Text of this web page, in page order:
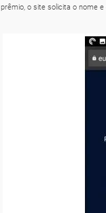
prêmio, o site solicita o nome